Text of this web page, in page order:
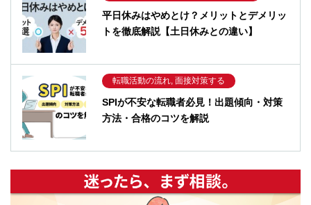
平日休みはやめとけ？メリットとデメリッ
トを徹底解説【土日休みとの違い】
転職活動の流れ, 面接対策する
SPIが不安な転職者必見！出題傾向・対策
方法・合格のコツを解説